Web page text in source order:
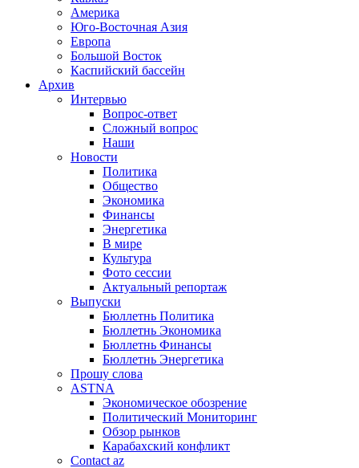
Америка
Юго-Восточная Азия
Европа
Большой Восток
Каспийский бассейн
Архив
Интервью
Вопрос-ответ
Сложный вопрос
Наши
Новости
Политика
Общество
Экономика
Финансы
Энергетика
В мире
Культура
Фото сессии
Актуальный репортаж
Выпуски
Бюллетнь Политика
Бюллетнь Экономика
Бюллетнь Финансы
Бюллетнь Энергетика
Прошу слова
ASTNA
Экономическое обозрение
Политический Мониторинг
Обзор рынков
Карабахский конфликт
Contact az